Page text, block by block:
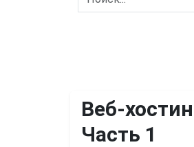
Веб-
Часть 1